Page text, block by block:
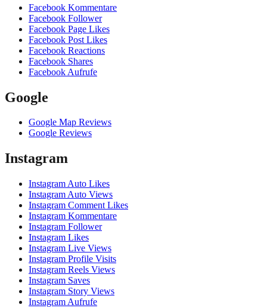
Facebook Kommentare
Facebook Follower
Facebook Page Likes
Facebook Post Likes
Facebook Reactions
Facebook Shares
Facebook Aufrufe
Google
Google Map Reviews
Google Reviews
Instagram
Instagram Auto Likes
Instagram Auto Views
Instagram Comment Likes
Instagram Kommentare
Instagram Follower
Instagram Likes
Instagram Live Views
Instagram Profile Visits
Instagram Reels Views
Instagram Saves
Instagram Story Views
Instagram Aufrufe